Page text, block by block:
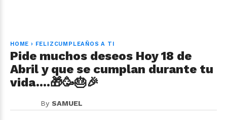
HOME › FELIZCUMPLEAÑOS A TI
Pide muchos deseos Hoy 18 de
Abril y que se cumplan durante tu
vida....🎁🥳🎂🎉
By SAMUEL